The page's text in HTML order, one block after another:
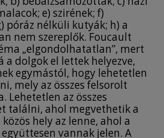
e) szirének; f)
póráz nélküli kutyák; h) a
nem szereplők. Foucault
„elgondolhatatlan”, mert
a dolgok el lettek helyezve,
egymástól, hogy lehetetlen
mely az összes felsorolt
Lehetetlen az összes
találni, ahol megvethetik a
hely az lenne, ahol a
vannak jelen. A